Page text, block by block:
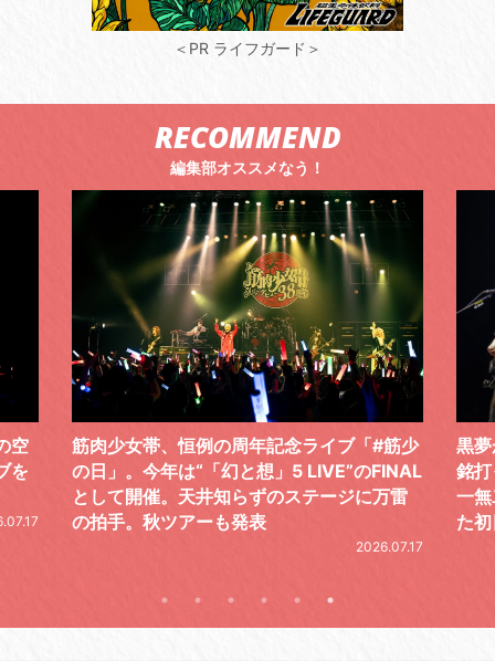
＜PR ライフガード＞
RECOMMEND
編集部オススメなう！
空
を
筋肉少女帯、恒例の周年記念ライブ「#筋少
の日」。今年は“「幻と想」5 LIVE”のFINAL
として開催。天井知らずのステージに万雷
の拍手。秋ツアーも発表
2026.07.17
黒
銘
一
た